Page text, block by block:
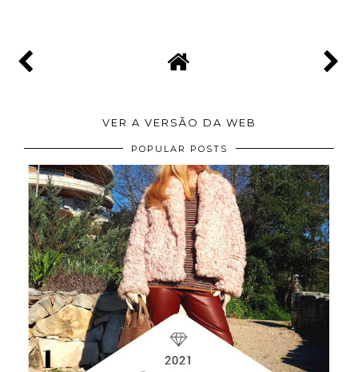
VER A VERSÃO DA WEB
POPULAR POSTS